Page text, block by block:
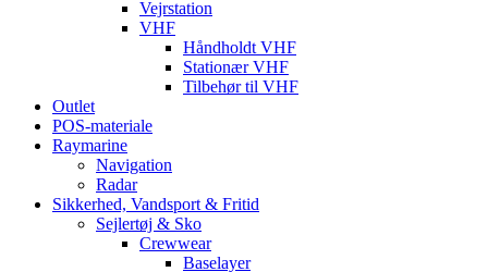
Vejrstation
VHF
Håndholdt VHF
Stationær VHF
Tilbehør til VHF
Outlet
POS-materiale
Raymarine
Navigation
Radar
Sikkerhed, Vandsport & Fritid
Sejlertøj & Sko
Crewwear
Baselayer